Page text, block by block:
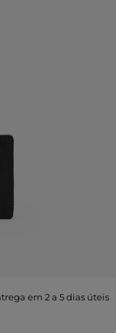
em 2 a 5 dias úteis